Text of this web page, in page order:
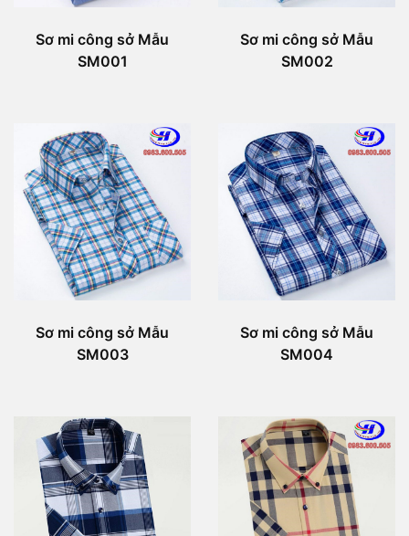
Sơ mi công sở Mẫu
SM001
Sơ mi công sở Mẫu
SM002
Sơ mi công sở Mẫu
SM003
Sơ mi công sở Mẫu
SM004